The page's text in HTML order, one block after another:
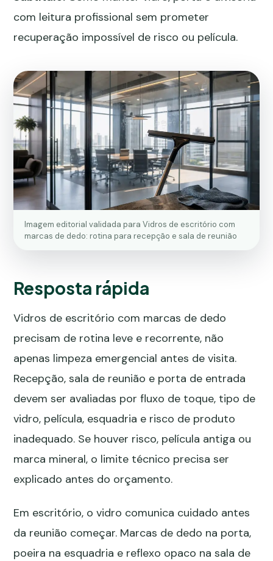
com leitura profissional sem prometer
recuperação impossível de risco ou película.
Imagem editorial validada para Vidros de escritório com
marcas de dedo: rotina para recepção e sala de reunião
Resposta rápida
Vidros de escritório com marcas de dedo
precisam de rotina leve e recorrente, não
apenas limpeza emergencial antes de visita.
Recepção, sala de reunião e porta de entrada
devem ser avaliadas por fluxo de toque, tipo de
vidro, película, esquadria e risco de produto
inadequado. Se houver risco, película antiga ou
marca mineral, o limite técnico precisa ser
explicado antes do orçamento.
Em escritório, o vidro comunica cuidado antes
da reunião começar. Marcas de dedo na porta,
poeira na esquadria e reflexo opaco na sala de